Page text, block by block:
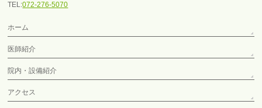
TEL:072-276-5070
ホーム
医師紹介
院内・設備紹介
アクセス